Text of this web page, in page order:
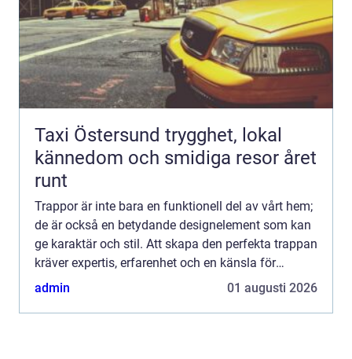
Taxi Östersund trygghet, lokal
kännedom och smidiga resor året
runt
Trappor är inte bara en funktionell del av vårt hem;
de är också en betydande designelement som kan
ge karaktär och stil. Att skapa den perfekta trappan
kräver expertis, erfarenhet och en känsla för
design. T...
admin 01 augusti 2026